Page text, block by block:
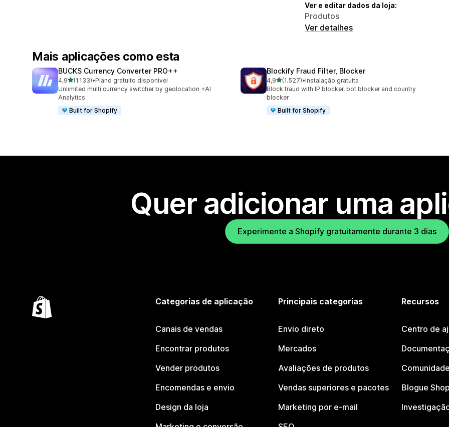
Ver e editar dados da loja:
Produtos
Ver detalhes
Mais aplicações como esta
BUCKS Currency Converter PRO++
4,9de 5 estrelas
(1.133)
1133 total de avaliações
•Plano gratuito disponível
Unlimited multi currency switcher by geolocation +AI
Analytics
Built for Shopify
Blockify Fraud Filter, Blocker
4,9de 5 estrelas
(1.527)
1527 total de avaliações
•Instalação gratuita
Block fraud with IP blocker, bot blocker and country
blocker
Built for Shopify
Quer adicionar uma
Experimente a Shopify gratuitamente durante 3 dias
Categorias de aplicação
Canais de vendas
Encontrar produtos
Vender produtos
Encomendas e envio
Design da loja
Principais categorias
Envio direto
Mercados
Avaliações de produtos
Vendas superiores e pacotes
Marketing por e-mail
Recursos
Centro de
Blogue